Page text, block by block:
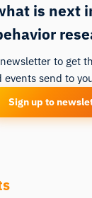
is next
to get
events send to
Sign up to